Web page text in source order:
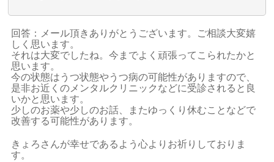
回答：メール頂きありがとうございます。ご相談大変嬉
しく思います。
それは大変でしたね。今までよく頑張ってこられたかと
思います。
今の状態はうつ状態やうつ病の可能性がありますので、
是非お近くのメンタルクリニックなどに受診されると良
いかと思います。
少しのお薬や少しのお話、またゆっくり休むことなどで
改善する可能性があります。
きょろさんが幸せであるよう心よりお祈りしておりま
す。